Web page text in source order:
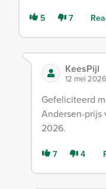
5 7
KeesPijl
12 mei 2026
Gefeliciteerd
Andersen-prijs
2026.
7 4